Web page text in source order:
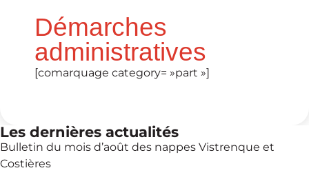
Démarches
administratives
[comarquage category= »part »]
Les dernières actualités
Bulletin du mois d’août des nappes Vistrenque et
Costières